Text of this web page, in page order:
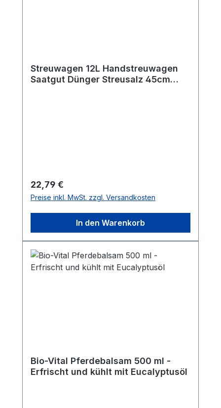
Streuwagen 12L Handstreuwagen
Saatgut Dünger Streusalz 45cm
Regulärer Preis:
22,79 €
Preise inkl. MwSt. zzgl. Versandkosten
In den Warenkorb
Bio-Vital Pferdebalsam 500 ml -
Erfrischt und kühlt mit Eucalyptusöl